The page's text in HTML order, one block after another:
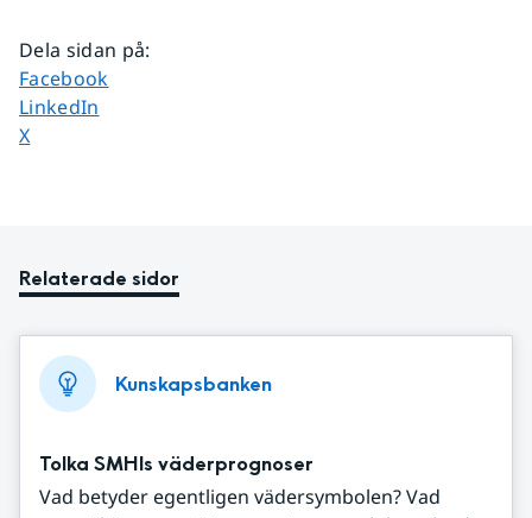
Dela sidan på:
Dela sidan på
Facebook
Dela sidan på
LinkedIn
Dela sidan på
X
Relaterade sidor
Kunskapsbanken
Tolka SMHIs väderprognoser
Vad betyder egentligen vädersymbolen? Vad